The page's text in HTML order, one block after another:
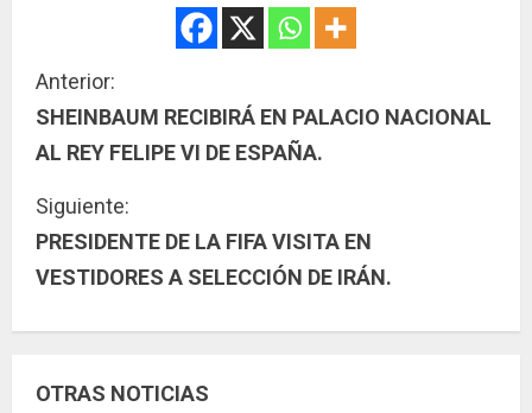
S
i
u
e
l
e
Anterior:
SHEINBAUM RECIBIRÁ EN PALACIO NACIONAL
AL REY FELIPE VI DE ESPAÑA.
Siguiente:
PRESIDENTE DE LA FIFA VISITA EN
VESTIDORES A SELECCIÓN DE IRÁN.
OTRAS NOTICIAS